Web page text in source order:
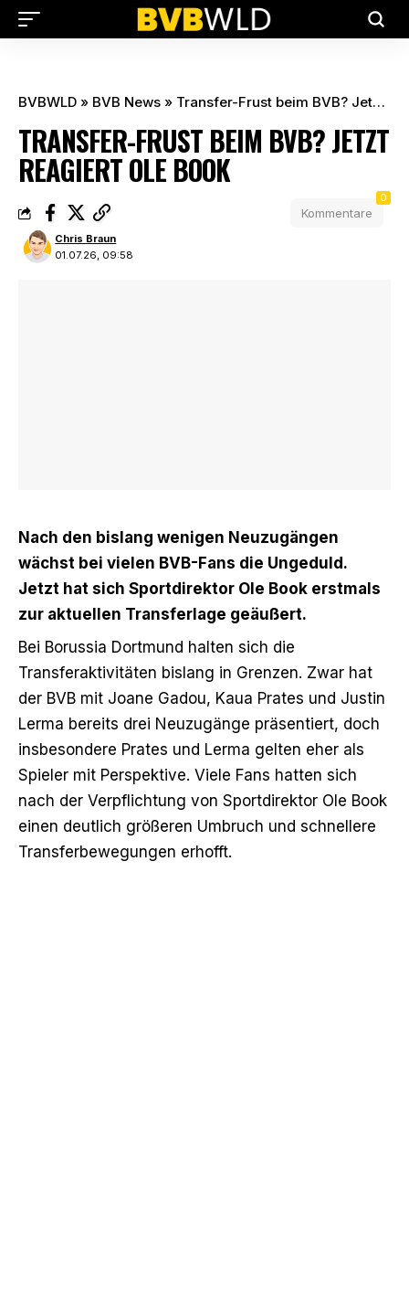
BVBWLD » BVB News » Transfer-Frust beim BVB? Jetzt reagiert Ole Book
TRANSFER-FRUST BEIM BVB? JETZT
REAGIERT OLE BOOK
01.07.26, 09:58
Chris Braun
Kommentare
0
Nach den bislang wenigen Neuzugängen
wächst bei vielen BVB-Fans die Ungeduld.
Jetzt hat sich Sportdirektor Ole Book erstmals
zur aktuellen Transferlage geäußert.
Bei Borussia Dortmund halten sich die
Transferaktivitäten bislang in Grenzen. Zwar hat
der BVB mit Joane Gadou, Kaua Prates und Justin
Lerma bereits drei Neuzugänge präsentiert, doch
insbesondere Prates und Lerma gelten eher als
Spieler mit Perspektive. Viele Fans hatten sich
nach der Verpflichtung von Sportdirektor Ole Book
einen deutlich größeren Umbruch und schnellere
Transferbewegungen erhofft.